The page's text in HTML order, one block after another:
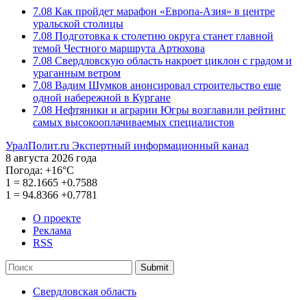
7.08 Как пройдет марафон «Европа-Азия» в центре
уральской столицы
7.08 Подготовка к столетию округа станет главной
темой Честного маршрута Артюхова
7.08 Свердловскую область накроет циклон с градом и
ураганным ветром
7.08 Вадим Шумков анонсировал строительство еще
одной набережной в Кургане
7.08 Нефтяники и аграрии Югры возглавили рейтинг
самых высокооплачиваемых специалистов
УралПолит.ru Экспертный информационный канал
8 августа 2026 года
Погода: +16°С
1 = 82.1665 +0.7588
1 = 94.8366 +0.7781
О проекте
Реклама
RSS
Submit
Свердловская область